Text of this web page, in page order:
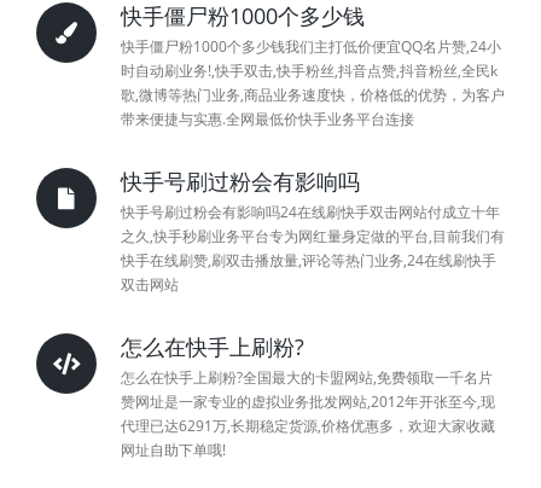
快手僵尸粉1000个多少钱
快手僵尸粉1000个多少钱我们主打低价便宜QQ名片赞,24小
时自动刷业务!,快手双击,快手粉丝,抖音点赞,抖音粉丝,全民k
歌,微博等热门业务,商品业务速度快，价格低的优势，为客户
带来便捷与实惠.全网最低价快手业务平台连接
快手号刷过粉会有影响吗
快手号刷过粉会有影响吗24在线刷快手双击网站付成立十年
之久,快手秒刷业务平台专为网红量身定做的平台,目前我们有
快手在线刷赞,刷双击播放量,评论等热门业务,24在线刷快手
双击网站
怎么在快手上刷粉?
怎么在快手上刷粉?全国最大的卡盟网站,免费领取一千名片
赞网址是一家专业的虚拟业务批发网站,2012年开张至今,现
代理已达6291万,长期稳定货源,价格优惠多，欢迎大家收藏
网址自助下单哦!